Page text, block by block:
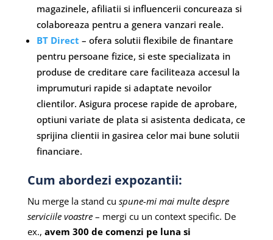
magazinele, afiliatii si influencerii concureaza si
colaboreaza pentru a genera vanzari reale.
BT Direct – ofera solutii flexibile de finantare
pentru persoane fizice, si este specializata in
produse de creditare care faciliteaza accesul la
imprumuturi rapide si adaptate nevoilor
clientilor. Asigura procese rapide de aprobare,
optiuni variate de plata si asistenta dedicata, ce
sprijina clientii in gasirea celor mai bune solutii
financiare.
Cum abordezi expozantii:
Nu merge la stand cu spune-mi mai multe despre
serviciile voastre – mergi cu un context specific. De
ex., avem 300 de comenzi pe luna si